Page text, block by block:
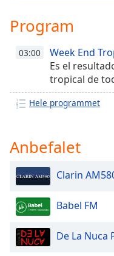
Opacity
Background
Caption
Area
Background
Opacity
Program
03:00
Week End
Es el
tropical de
Hele programmet
Anbefalet
Clarin
Babel FM
De La Nuca